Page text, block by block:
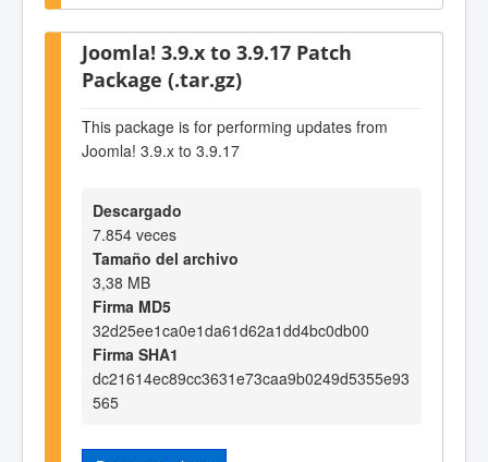
Joomla! 3.9.x to 3.9.17 Patch
Package (.tar.gz)
This package is for performing updates from
Joomla! 3.9.x to 3.9.17
Descargado
7.854 veces
Tamaño del archivo
3,38 MB
Firma MD5
32d25ee1ca0e1da61d62a1dd4bc0db00
Firma SHA1
dc21614ec89cc3631e73caa9b0249d5355e93
565